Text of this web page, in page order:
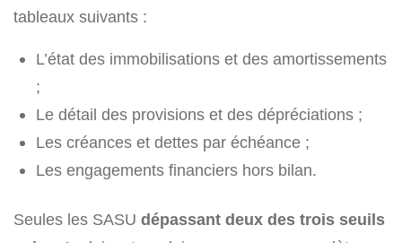
tableaux suivants :
L’état des immobilisations et des amortissements
;
Le détail des provisions et des dépréciations ;
Les créances et dettes par échéance ;
Les engagements financiers hors bilan.
Seules les SASU dépassant deux des trois seuils